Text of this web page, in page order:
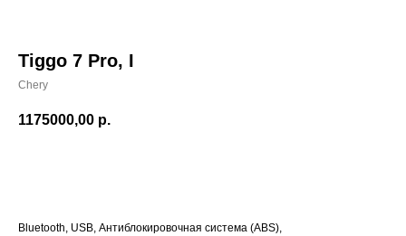
Tiggo 7 Pro, I
Chery
1175000,00 р.
Bluetooth, USB, Антиблокировочная система (ABS),